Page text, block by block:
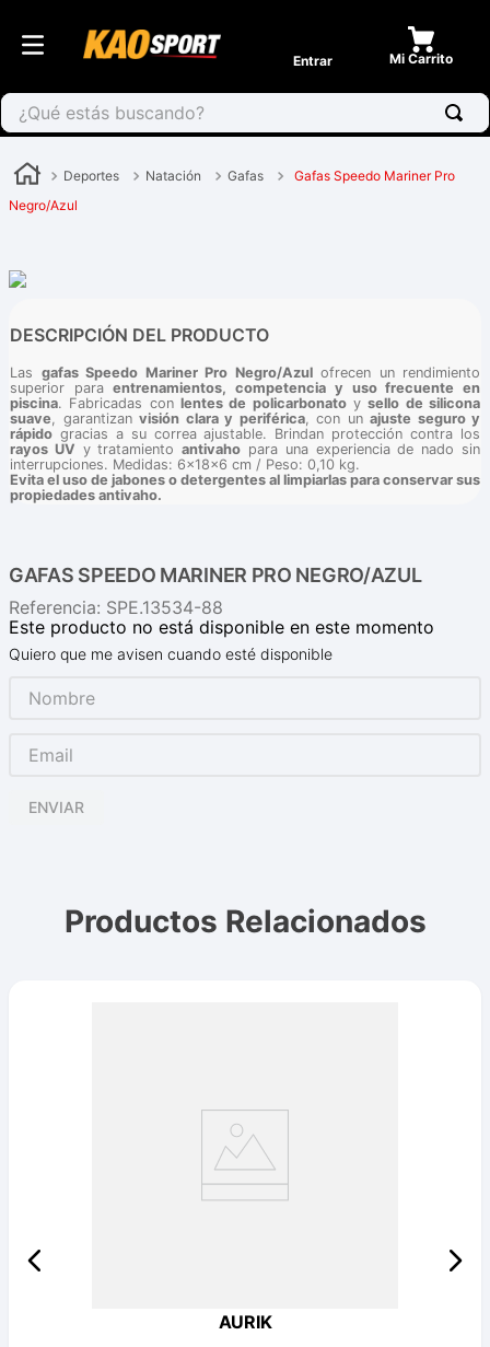
Entrar
¿Qué estás buscando?
Deportes Natación Gafas
Gafas Speedo Mariner Pro
Negro/Azul
DESCRIPCIÓN DEL PRODUCTO
Las gafas Speedo Mariner Pro Negro/Azulofrecen un rendimiento
superior paraentrenamientos, competencia y uso frecuente en
piscina. Fabricadas con lentes de policarbonatoysello de silicona
suave, garantizan visión clara y periférica, con un ajuste seguro y
rápido gracias a su correa ajustable. Brindan protección contra los
rayos UV y tratamientoantivaho para una experiencia de nado sin
interrupciones. Medidas: 6x18x6 cm / Peso: 0,10 kg.
Evita el uso de jabones o detergentes al limpiarlas para conservar sus
propiedades antivaho.
GAFAS SPEEDO MARINER PRO NEGRO/AZUL
Referencia: SPE.13534-88
Este producto no está disponible en este momento
Quiero que me avisen cuando esté disponible
ENVIAR
Productos Relacionados
AURIK